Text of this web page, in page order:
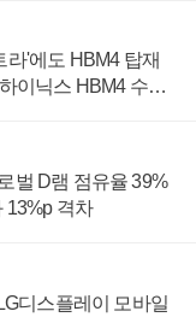
라'에도 HBM4 탑재
이닉스 HBM4 수율
벌 D램 점유율 39%
13%p 격차
디스플레이 모바일